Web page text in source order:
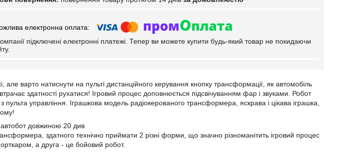
підключені електронні платежі. Тепер ви можете купити будь-який товар не покидаючи
але варто натиснути на пульті дистанційного керування кнопку трансформації, як автомобіль
здатності рухатися! Ігровий процес доповнюється підсвічуванням фар і звуками. Робот
управління. Іграшкова модель радіокерованого трансформера, яскрава і цікава іграшка,
довжиною 20 див
здатного технічно приймати 2 різні форми, що значно різноманітить ігровий процес
а друга - це бойовий робот.